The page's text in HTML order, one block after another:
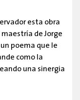
esta obra
de Jorge
poema que le
como la
una sinergia